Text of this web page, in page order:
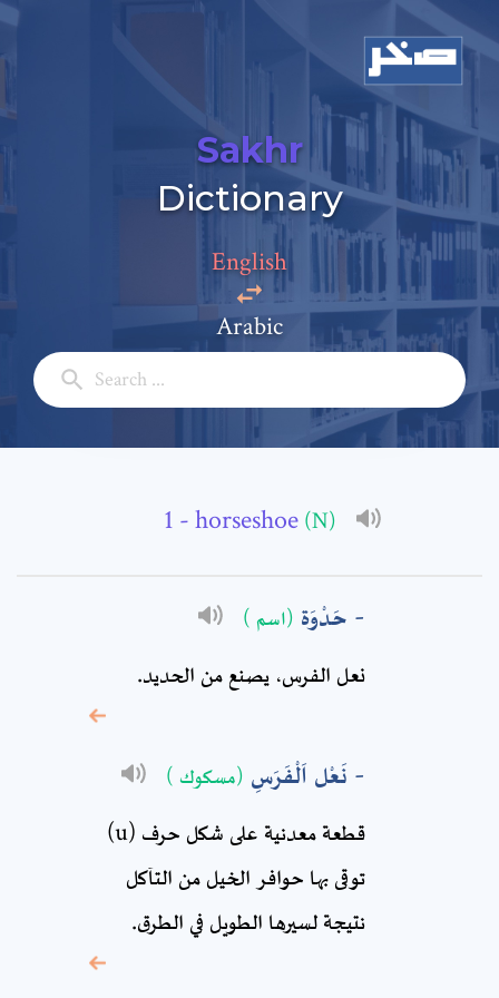
Sakhr
Dictionary
English
Arabic
- horseshoe (N)
حَدْوَة (اسم )
نعل الفرس، يصنع من الحديد.
نَعْل اَلْفَرَسِ (مسكوك )
قطعة معدنية على شكل حرف (u)
توقى بها حوافر الخيل من التآكل
نتيجة لسيرها الطويل في الطرق.
Add a comment
Email: *
Full Name: *
Subject: *
Comment: *
* sign, it means are
required fields